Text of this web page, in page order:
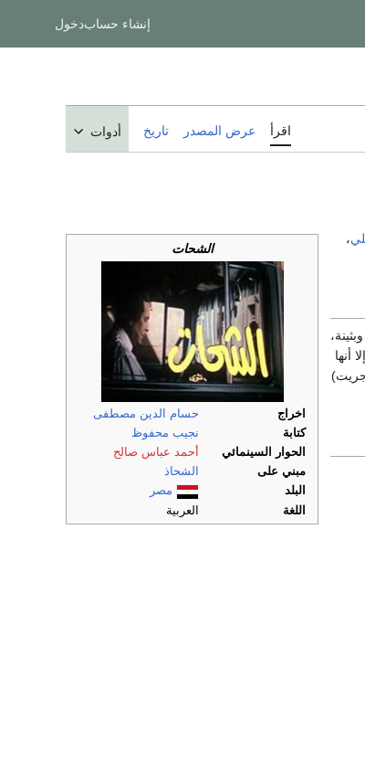
إنشاء حسابدخول
اقرأ عرض المصدر تاريخ أدوات
الشحات
اخراج
حسام الدين مصطفى
كتابة
نجيب محفوظ
الحوار السينمائي
أحمد عباس صالح
مبني على
الشحاذ
البلد
مصر
اللغة
العربية
،
أنها